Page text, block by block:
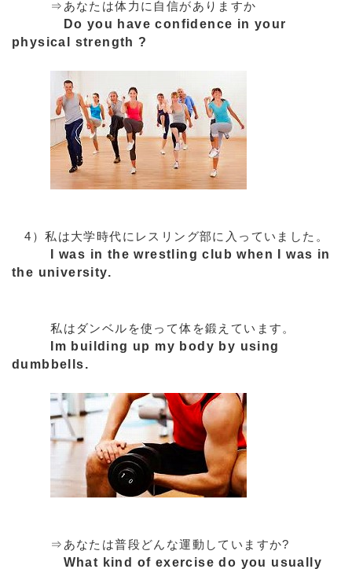
⇒あなたは体力に自信がありますか
Do you have confidence in your
physical strength ?
4）私は大学時代にレスリング部に入っていました。
I was in the wrestling club when I was in
the university.
私はダンベルを使って体を鍛えています。
Im building up my body by using
dumbbells.
⇒あなたは普段どんな運動していますか?
What kind of exercise do you usually